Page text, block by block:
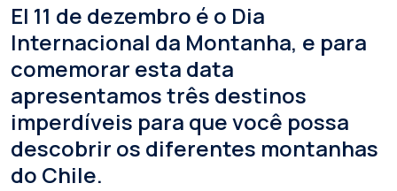
El 11 de dezembro é o Dia
Internacional da Montanha, e para
comemorar esta data
apresentamos três destinos
imperdíveis para que você possa
descobrir os diferentes montanhas
do Chile.